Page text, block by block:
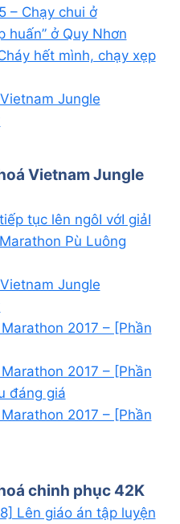
– Chạy chui ở
huấn” ở Quy Nhơn
hết mình, chạy xẹp
Jungle
Vietnam Jungle
tục lên ngôI vớI giảI
Pù Luông
Jungle
2017 – [Phần
2017 – [Phần
đáng giá
2017 – [Phần
chinh phục 42K
Lên giáo án tập luyện